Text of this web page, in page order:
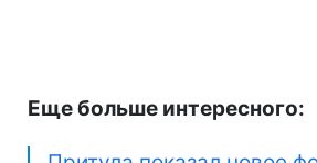
Еще больше интересного: